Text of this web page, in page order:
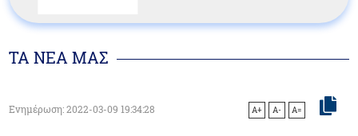
ΤΑ ΝΕΑ ΜΑΣ
Ενημέρωση: 2022-03-09 19:34:28 A+ A- A=